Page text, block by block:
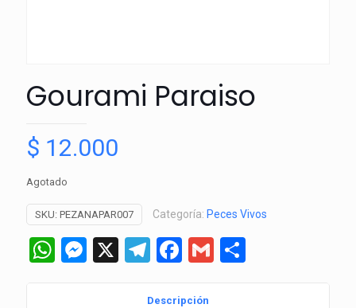
Gourami Paraiso
$ 12.000
Agotado
SKU: PEZANAPAR007 Categoría: Peces Vivos
WhatsApp
Messenger
X Telegram
Facebook
Gmail
Descripción